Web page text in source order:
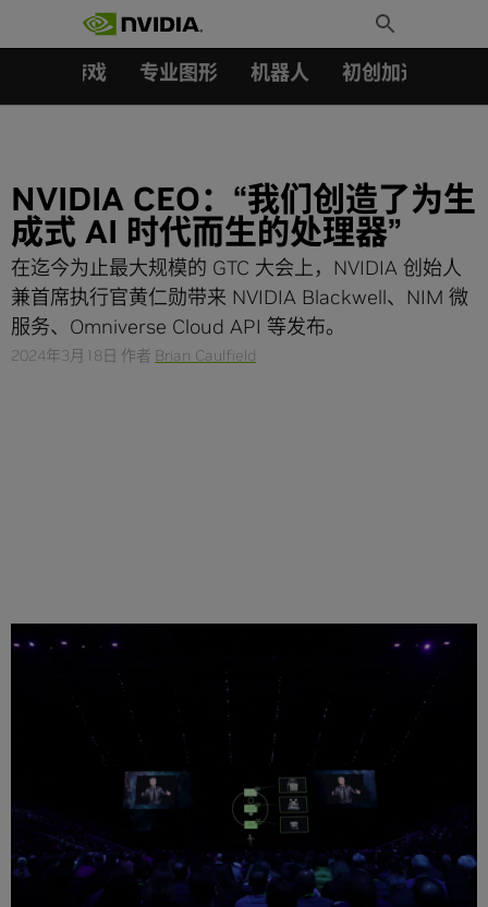
Toggle
Search
游戏 专业图形 机器人 初创加速会员成
NVIDIA CEO：“我们创造了为生
成式 AI 时代而生的处理器”
在迄今为止最大规模的 GTC 大会上，NVIDIA 创始人
兼首席执行官黄仁勋带来 NVIDIA Blackwell、NIM 微
服务、Omniverse Cloud API 等发布。
2024年3月18日 作者 Brian Caulfield
分享
生成式 AI 有望彻底改变它所触及的每一个行业 —— 掌握技术
是迎接挑战的关键。
NVIDIA 创始人兼首席执行官黄仁勋发布了全新的 Blackwell